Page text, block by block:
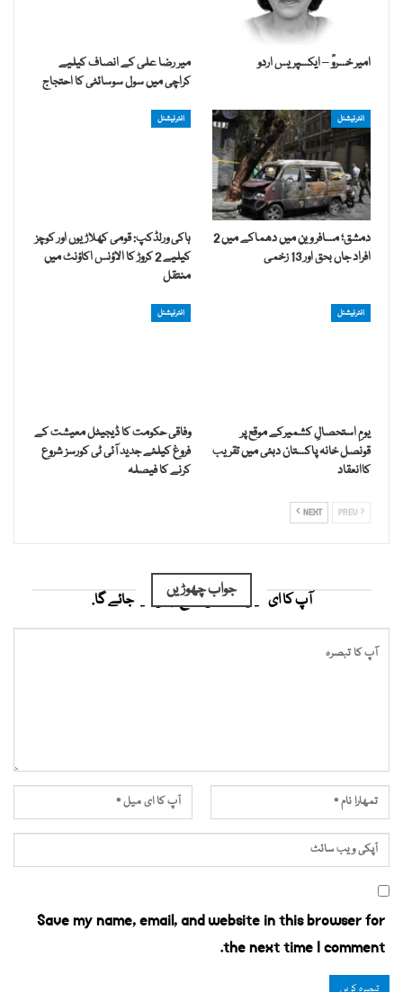
امیر خسروؒ – ایکسپریس اردو
میر رضا علی کے انصاف کیلیے
کراچی میں سول سوسائٹی کا احتجاج
انٹرنیشنل
دمشق؛ مسافر وین میں دھماکے میں 2
افراد جاں بحق اور 13 زخمی
انٹرنیشنل
ہاکی ورلڈکپ: قومی کھلاڑیوں اور کوچز
کیلیے 2 کروڑ کا الاؤنس اکاؤنٹ میں
منتقل
انٹرنیشنل
یومِ استحصالِ کشمیرکے موقع پر
قونصل خانہ پاکستان دبئی میں تقریب
کاانعقاد
انٹرنیشنل
وفاقی حکومت کا ڈیجیٹل معیشت کے
فروغ کیلئے جدید آئی ٹی کورسز شروع
کرنے کا فیصلہ
NEXT
جواب چھوڑیں
آپ کا ای میل ایڈریس شائع نہیں کیا جائے گا.
Save my name, email, and website in this browser for
the next time I comment.